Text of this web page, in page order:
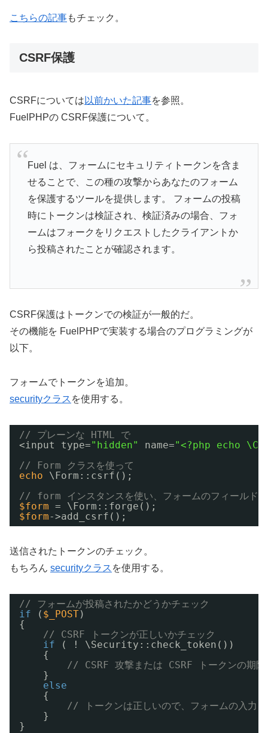
こちらの記事もチェック。
CSRF保護
CSRFについては 以前かいた記事を参照。
FuelPHPの CSRF保護について。
Fuel は、フォームにセキュリティトークンを含ま
せることで、この種の攻撃からあなたのフォーム
を保護するツールを提供します。 フォームの投稿
時にトークンは検証され、検証済みの場合、フォ
ームはフォークをリクエストしたクライアントか
ら投稿されたことが確認されます。
CSRF保護はトークンでの検証が一般的だ。
その機能を FuelPHPで実装する場合のプログラミングが
以下。
フォームでトークンを追加。
securityクラス を使用する。
// プレーンな HTML で
<input type="hidden" name="<?php echo
// Form クラスを使って
echo
\Form::csrf();
// form インスタンスを使い、フォームのフィールドセ
$form = \Form::forge();
$form->add_csrf();
送信されたトークンのチェック。
もちろん securityクラス を使用する。
// フォームが投稿されたかどうかチェック
if
( $_POST)
{
// CSRF トークンが正しいかチェック
if
( ! \Security::check_token())
{
// CSRF 攻撃または CSRF トークンの期限
}
else
{
// トークンは正しいので、フォームの入力を
}
}